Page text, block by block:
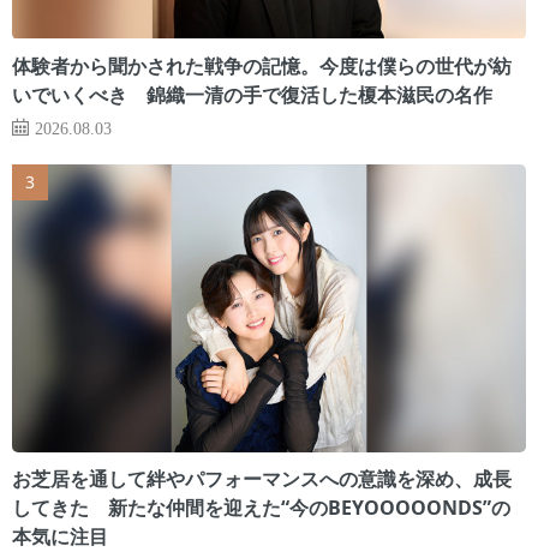
体験者から聞かされた戦争の記憶。今度は僕らの世代が紡
いでいくべき 錦織一清の手で復活した榎本滋民の名作
2026.08.03
お芝居を通して絆やパフォーマンスへの意識を深め、成長
してきた 新たな仲間を迎えた“今のBEYOOOOONDS”の
本気に注目